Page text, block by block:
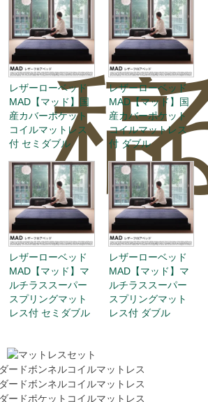
稿
0
レザーローベッド
MAD【マッド】国
産カバーポケット
コイルマットレス
付 セミダブル
レザーローベッド
MAD【マッド】国
産カバーポケット
コイルマットレス
付 ダブル
レザーローベッド
MAD【マッド】マ
ルチラススーパー
スプリングマット
レス付 セミダブル
レザーローベッド
MAD【マッド】マ
ルチラススーパー
スプリングマット
レス付 ダブル